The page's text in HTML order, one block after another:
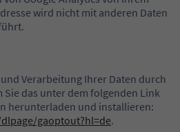
wird nicht mit anderen Daten
Verarbeitung Ihrer Daten durch
das unter dem folgenden Link
herunterladen und installieren:
gaoptout?hl=de.